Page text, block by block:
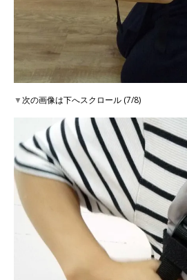
▼次の画像は下へスクロール (7/8)